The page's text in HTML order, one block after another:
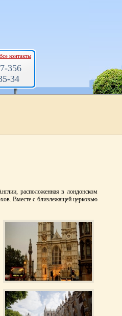
контакты
356
34
расположенная в лондонском
Вместе с близлежащей церковью